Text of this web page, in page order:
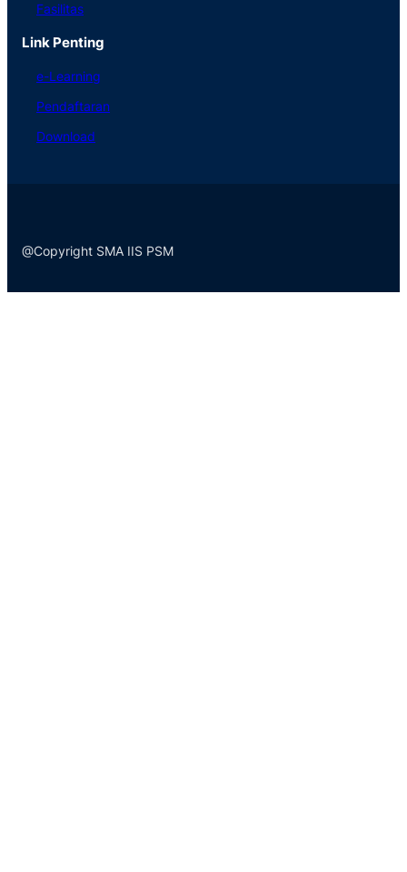
Fasilitas
Link Penting
e-Learning
Pendaftaran
Download
@Copyright SMA IIS PSM